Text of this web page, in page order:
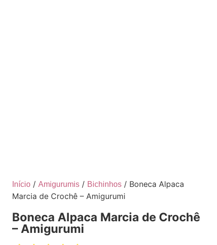
Início / Amigurumis / Bichinhos / Boneca Alpaca
Marcia de Crochê – Amigurumi
Boneca Alpaca Marcia de Crochê
– Amigurumi